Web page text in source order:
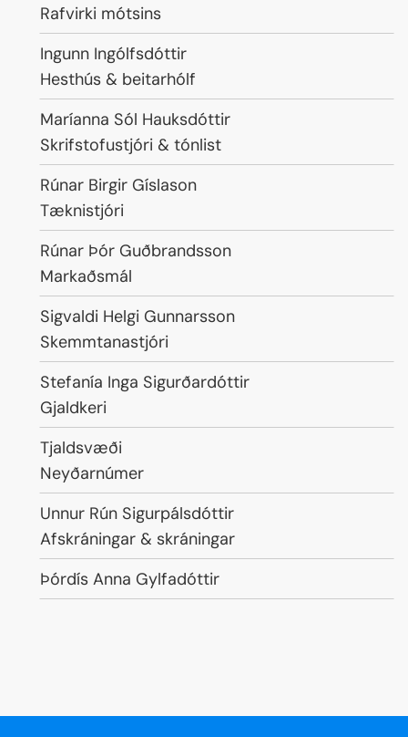
Starfsheiti
Rafvirki mótsins
Nafn
Ingunn Ingólfsdóttir
Starfsheiti
Hesthús & beitarhólf
Nafn
Maríanna Sól Hauksdóttir
Starfsheiti
Skrifstofustjóri & tónlist
Nafn
Rúnar Birgir Gíslason
Starfsheiti
Tæknistjóri
Nafn
Rúnar Þór Guðbrandsson
Starfsheiti
Markaðsmál
Nafn
Sigvaldi Helgi Gunnarsson
Starfsheiti
Skemmtanastjóri
Nafn
Stefanía Inga Sigurðardóttir
Starfsheiti
Gjaldkeri
Nafn
Tjaldsvæði
Starfsheiti
Neyðarnúmer
Nafn
Unnur Rún Sigurpálsdóttir
Starfsheiti
Afskráningar & skráningar
Nafn
Þórdís Anna Gylfadóttir
Starfsheiti